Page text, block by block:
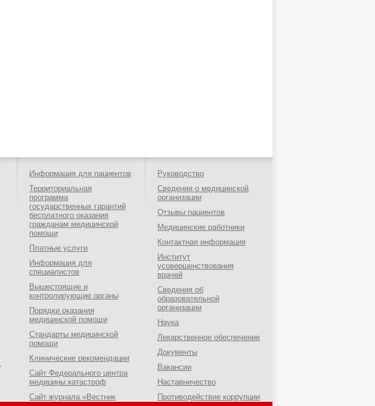
Информация для пациентов
Территориальная
программа
государственных гарантий
бесплатного оказания
гражданам медицинской
помощи
Платные услуги
Информация для
специалистов
Вышестоящие и
контролирующие органы
Порядки оказания
медицинской помощи
Стандарты медицинской
помощи
Клинические рекомендации
Сайт Федерального центра
медицины катастроф
Сайт журнала «Вестник
Руководство
Сведения о медицинской
организации
Отзывы пациентов
Медицинские работники
Контактная информация
Институт
усовершенствования
врачей
Сведения об
образовательной
организации
Наука
Лекарственное обеспечение
Документы
Вакансии
Наставничество
Противодействие коррупции